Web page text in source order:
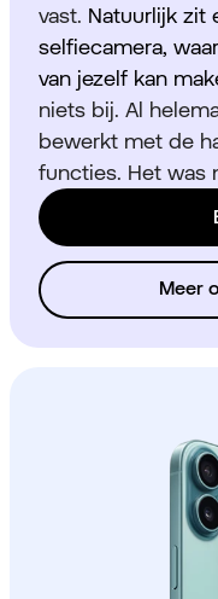
vast. Natuurlijk zit
selfiecamera,
van jezelf kan
niets bij. Al
bewerkt met de
functies. Het was
Meer